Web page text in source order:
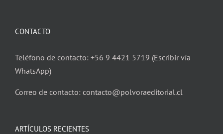
CONTACTO
Teléfono de contacto: +56 9 4421 5719 (Escribir vía
WhatsApp)
Correo de contacto: contacto@polvoraeditorial.cl
ARTÍCULOS RECIENTES